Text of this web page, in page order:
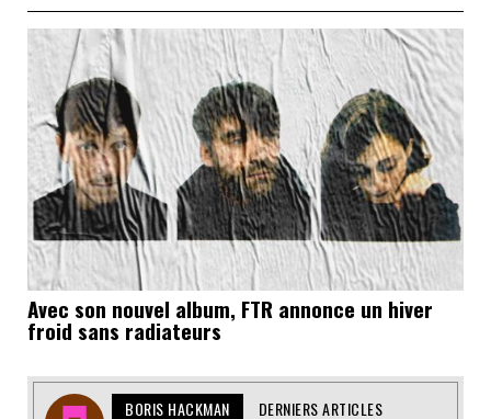
Avec son nouvel album, FTR annonce un hiver
froid sans radiateurs
BORIS HACKMAN DERNIERS ARTICLES